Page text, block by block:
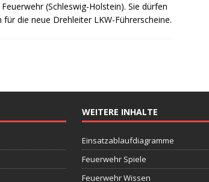
(Schleswig-Holstein). Sie dürfen
die neue Drehleiter LKW-Führerscheine.
WEITERE INHALTE
Einsatzablaufdiagramme
Feuerwehr Spiele
Feuerwehr Wissen